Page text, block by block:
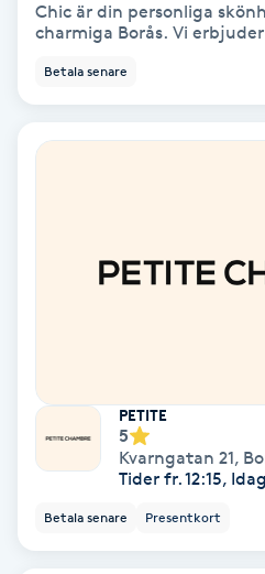
Lashlift Keratin
LPG-behandling
LPG-massage
Luggklippning
Chic är din personliga
charmiga Borås. Vi
Betala senare
PETITE
5
Kvarngatan 21,
Tider fr. 12:15, Idag
Betala senare Presentkort